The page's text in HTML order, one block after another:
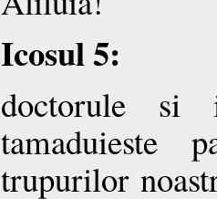
Icosul 5:
doctorule si
tamaduieste
trupurilor